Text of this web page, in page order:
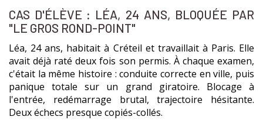
CAS D'ÉLÈVE : LÉA, 24 ANS, BLOQUÉE PAR
"LE GROS ROND-POINT"
Léa, 24 ans, habitait à Créteil et travaillait à Paris. Elle
avait déjà raté deux fois son permis. À chaque examen,
c'était la même histoire : conduite correcte en ville, puis
panique totale sur un grand giratoire. Blocage à
l'entrée, redémarrage brutal, trajectoire hésitante.
Deux échecs presque copiés-collés.